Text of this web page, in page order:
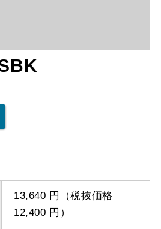
13,640 円（税抜価格
12,400 円）